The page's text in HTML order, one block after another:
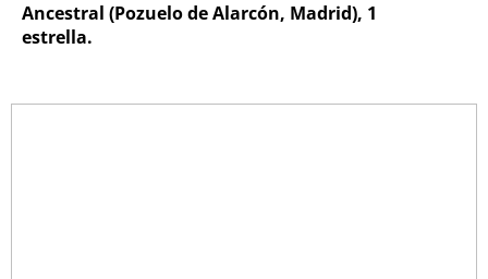
Ancestral (Pozuelo de Alarcón, Madrid), 1
estrella.